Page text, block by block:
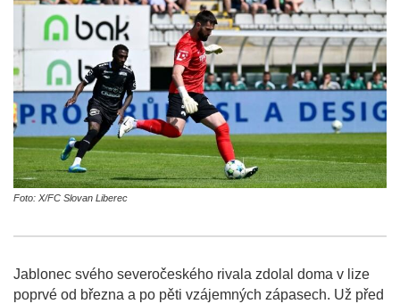
Foto: X/FC Slovan Liberec
Jablonec svého severočeského rivala zdolal doma v lize
poprvé od března a po pěti vzájemných zápasech. Už před